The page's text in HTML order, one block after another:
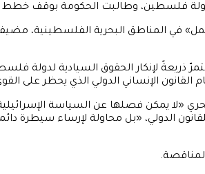
في المناطق البحرية الفلسطينية،
ذريعةً لإنكار الحقوق السيادية
«لا يمكن فصلها عن السياسة
الدولي، «بل محاولة لإرساء سيطرة